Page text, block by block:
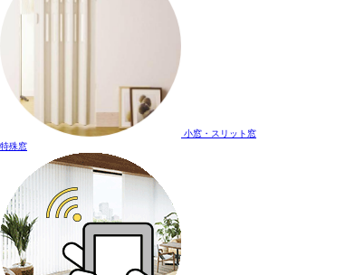
小窓・スリット窓
特殊窓